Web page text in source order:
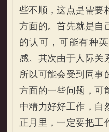
属猴的人2021年流月
些不顺，这点是需要
方面的。首先就是自
的认可，可能有种
感。其次由于人际关
所以可能会受到同事
方面的一些问题，可
中精力好好工作，自
正月里，一定要把工